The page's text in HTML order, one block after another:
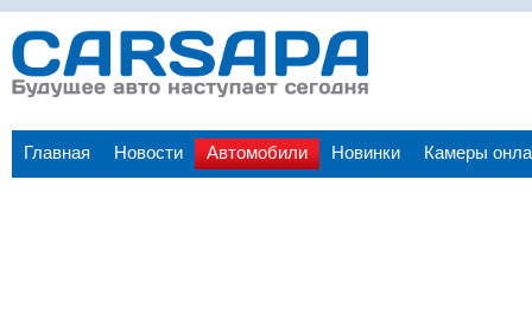
Главная Новости Автомобили Новинки Камеры